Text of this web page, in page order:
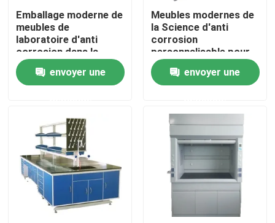
Meubles modernes de laboratoire
Meubles de laboratoire d'école
Banc d'île de laboratoire
Banc de mur de laboratoire
Capot de vapeur de laboratoire
Emballage moderne de
meubles de
laboratoire d'anti
corrosion dans la
boîte de carton
envoyer une
Meubles modernes de
la Science d'anti
corrosion
personnalisable pour
le bureau et la maison
envoyer une